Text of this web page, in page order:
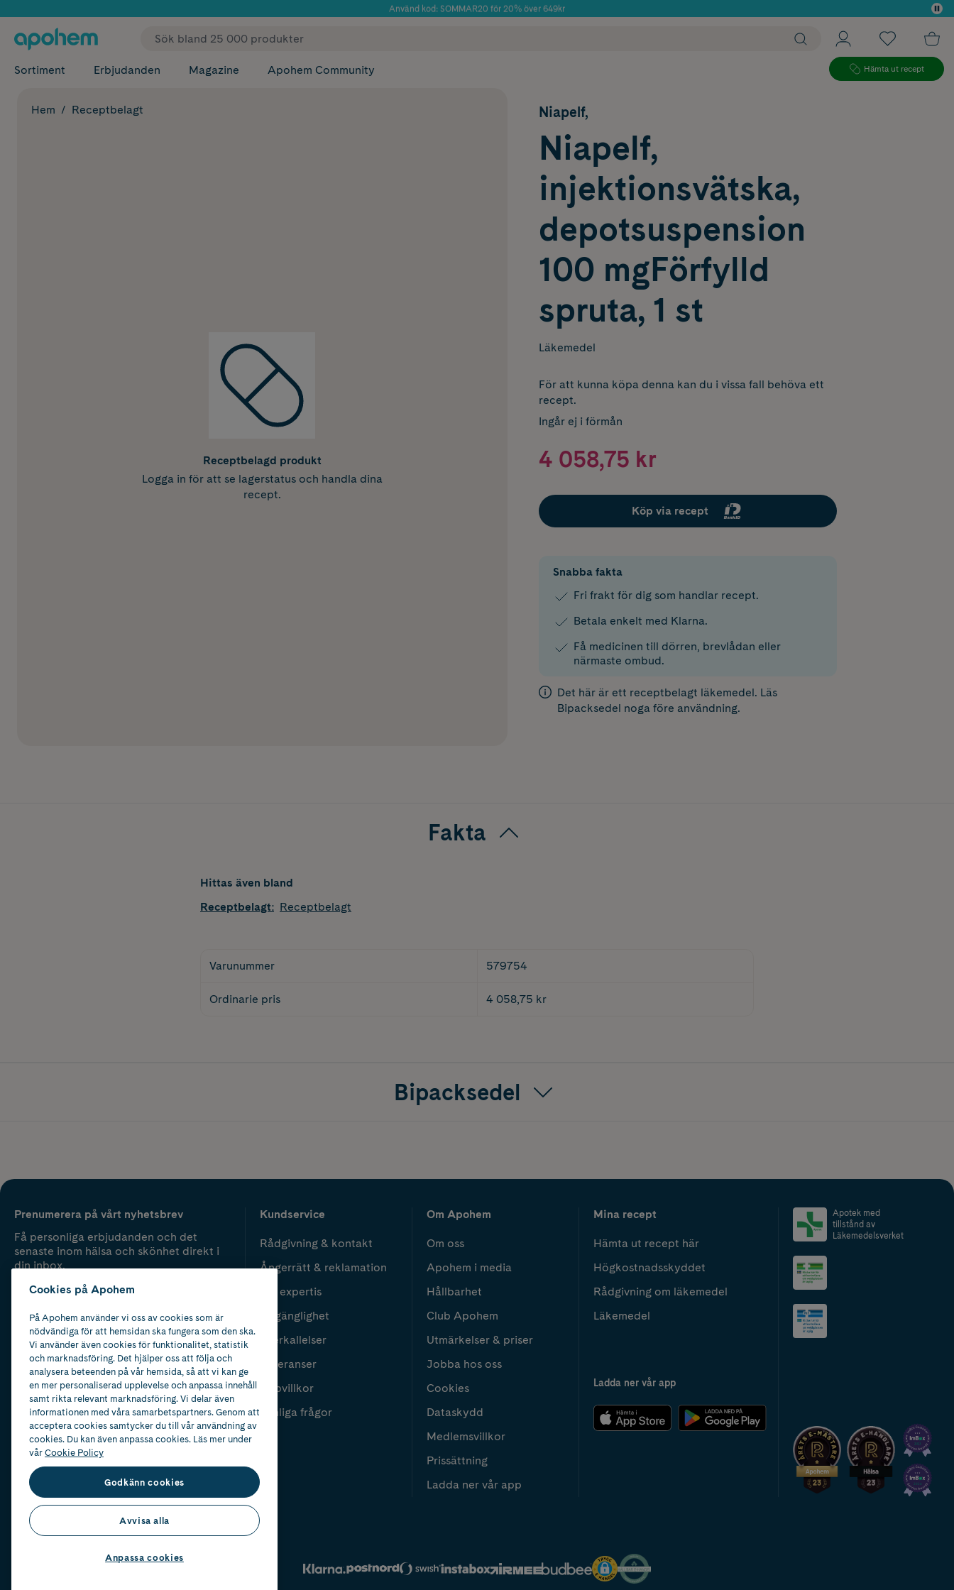
Använd kod: SOMMAR20 för 20% över 649kr
✓ Fri frakt
Sortiment Erbjudanden Magazine Apohem Community Hämta ut recept
Hem Receptbelagt
Receptbelagd produkt
Logga in för att se lagerstatus och handla dina
recept.
Niapelf,
Niapelf,
injektionsvätska,
depotsuspension
100 mgFörfylld
spruta, 1 st
Läkemedel
För att kunna köpa denna kan du i vissa fall behöva ett
recept.
Ingår ej i förmån
4 058,75 kr
Köp via recept
Snabba fakta
Fri frakt för dig som handlar recept.
Betala enkelt med Klarna.
Få medicinen till dörren, brevlådan eller
närmaste ombud.
Det här är ett receptbelagt läkemedel. Läs
Bipacksedel noga före användning.
Fakta
Hittas även bland
Receptbelagt: Receptbelagt
Varunummer 579754
Ordinarie pris 4 058,75 kr
Bipacksedel
Prenumerera på vårt nyhetsbrev
Få personliga erbjudanden och det
senaste inom hälsa och skönhet direkt i
din inbox.
Kundservice
Rådgivning & kontakt
Ångerrätt & reklamation
Vår expertis
Tillgänglighet
Återkallelser
Leveranser
Köpvillkor
Vanliga frågor
Om Apohem
Om oss
Apohem i media
Hållbarhet
Club Apohem
Utmärkelser & priser
Jobba hos oss
Cookies
Dataskydd
Medlemsvillkor
Prissättning
Ladda ner vår app
Mina recept
Hämta ut recept här
Högkostnadsskyddet
Rådgivning om läkemedel
Läkemedel
Ladda ner vår app
Apotek med
tillstånd av
Läkemedelsverket
2024
Cookies på Apohem
På Apohem använder vi oss av cookies som är
nödvändiga för att hemsidan ska fungera som den ska.
Vi använder även cookies för funktionalitet, statistik
och marknadsföring. Det hjälper oss att följa och
analysera beteenden på vår hemsida, så att vi kan ge
en mer personaliserad upplevelse och anpassa innehåll
samt rikta relevant marknadsföring. Vi delar även
informationen med våra samarbetspartners. Genom att
acceptera cookies samtycker du till vår användning av
cookies. Du kan även anpassa cookies. Läs mer under
vårCookie Policy
Godkänn cookies
Avvisa alla
Anpassa cookies